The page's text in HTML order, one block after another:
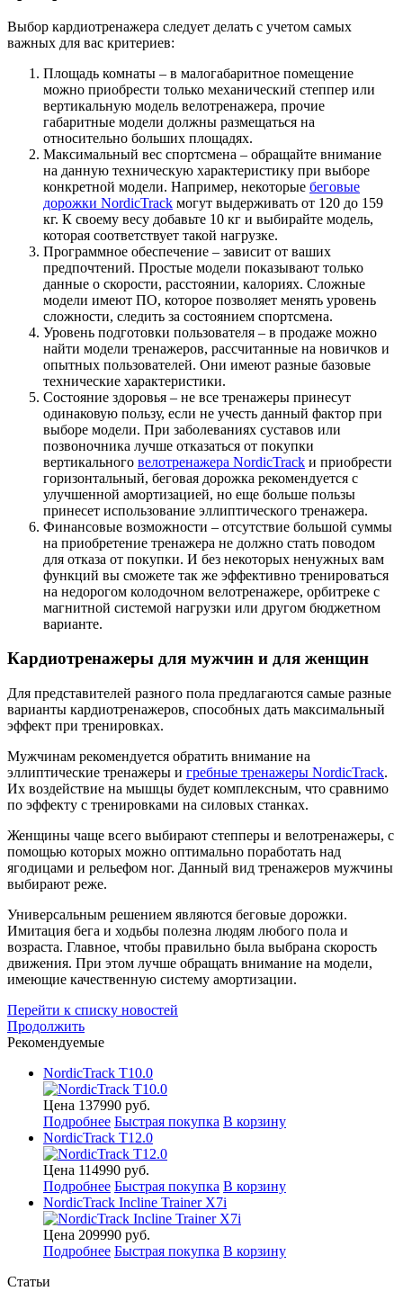
Выбор кардиотренажера следует делать с учетом самых
важных для вас критериев:
Площадь комнаты – в малогабаритное помещение
можно приобрести только механический степпер или
вертикальную модель велотренажера, прочие
габаритные модели должны размещаться на
относительно больших площадях.
Максимальный вес спортсмена – обращайте внимание
на данную техническую характеристику при выборе
конкретной модели. Например, некоторые беговые
дорожки NordicTrack могут выдерживать от 120 до 159
кг. К своему весу добавьте 10 кг и выбирайте модель,
которая соответствует такой нагрузке.
Программное обеспечение – зависит от ваших
предпочтений. Простые модели показывают только
данные о скорости, расстоянии, калориях. Сложные
модели имеют ПО, которое позволяет менять уровень
сложности, следить за состоянием спортсмена.
Уровень подготовки пользователя – в продаже можно
найти модели тренажеров, рассчитанные на новичков и
опытных пользователей. Они имеют разные базовые
технические характеристики.
Состояние здоровья – не все тренажеры принесут
одинаковую пользу, если не учесть данный фактор при
выборе модели. При заболеваниях суставов или
позвоночника лучше отказаться от покупки
вертикального велотренажера NordicTrack и приобрести
горизонтальный, беговая дорожка рекомендуется с
улучшенной амортизацией, но еще больше пользы
принесет использование эллиптического тренажера.
Финансовые возможности – отсутствие большой суммы
на приобретение тренажера не должно стать поводом
для отказа от покупки. И без некоторых ненужных вам
функций вы сможете так же эффективно тренироваться
на недорогом колодочном велотренажере, орбитреке с
магнитной системой нагрузки или другом бюджетном
варианте.
Кардиотренажеры для мужчин и для женщин
Для представителей разного пола предлагаются самые разные
варианты кардиотренажеров, способных дать максимальный
эффект при тренировках.
Мужчинам рекомендуется обратить внимание на
эллиптические тренажеры и гребные тренажеры NordicTrack.
Их воздействие на мышцы будет комплексным, что сравнимо
по эффекту с тренировками на силовых станках.
Женщины чаще всего выбирают степперы и велотренажеры, с
помощью которых можно оптимально поработать над
ягодицами и рельефом ног. Данный вид тренажеров мужчины
выбирают реже.
Универсальным решением являются беговые дорожки.
Имитация бега и ходьбы полезна людям любого пола и
возраста. Главное, чтобы правильно была выбрана скорость
движения. При этом лучше обращать внимание на модели,
имеющие качественную систему амортизации.
Перейти к списку новостей
Продолжить
Рекомендуемые
NordicTrack T10.0
Цена 137990 руб.
Подробнее Быстрая покупка В корзину
NordicTrack T12.0
Цена 114990 руб.
Подробнее Быстрая покупка В корзину
NordicTrack Incline Trainer X7i
Цена 209990 руб.
Подробнее Быстрая покупка В корзину
Статьи